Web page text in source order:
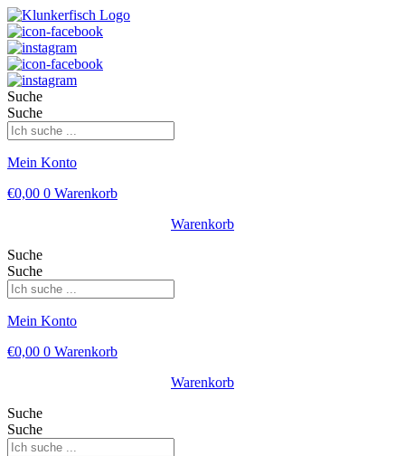
Suche
Suche
Mein Konto
€0,00 0 Warenkorb
Warenkorb
Suche
Suche
Mein Konto
€0,00 0 Warenkorb
Warenkorb
Suche
Suche